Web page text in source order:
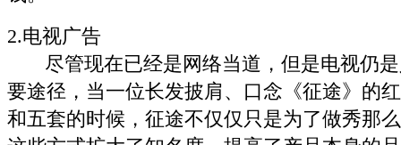
2.电视广告
尽管现在已经是网络当道，但是电视仍是
要途径，当一位长发披肩、口念《征途》的
和五套的时候，征途不仅仅只是为了做秀那